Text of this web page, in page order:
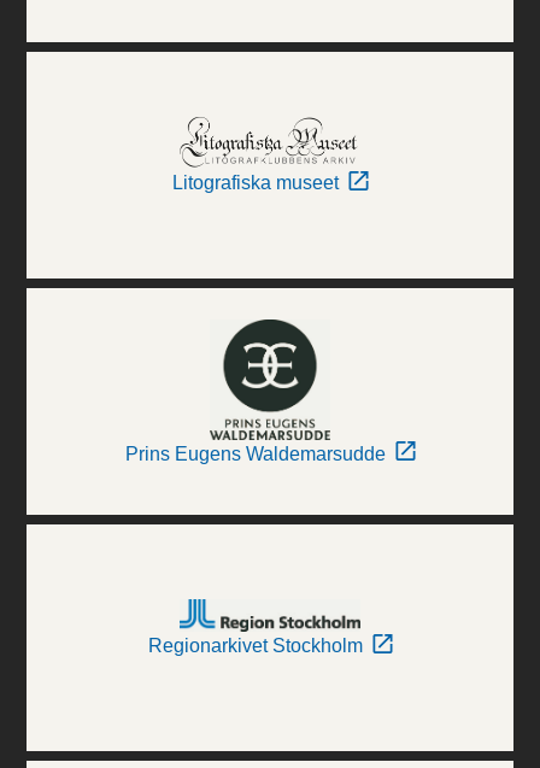
Litografiska museet
Prins Eugens Waldemarsudde
Regionarkivet Stockholm